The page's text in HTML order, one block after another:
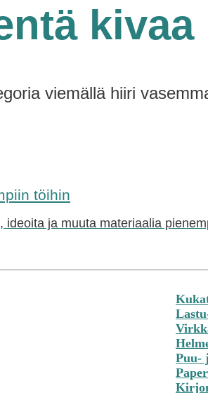
kivaa
viemällä hiiri
töihin
ja muuta materiaalia
Puu-